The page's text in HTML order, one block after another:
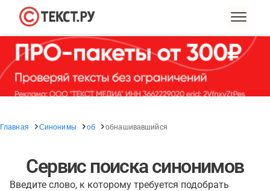
Главная Синонимы об обнашивавшийся
Сервис поиска синонимов
Введите слово, к которому требуется подобрать